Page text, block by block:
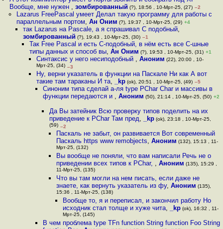
Вообще, мне нужен ,зомбированный (?), 18:56 , 10-Мрт-25, (27) –2
Lazarus FreePascal умеет Делал такую программу для работы с
параллельным портом, Ан Оним (?), 19:37 , 10-Мрт-25, (29) +4
так Lazarus на Pascalе, а я спрашивал С подобный,
зомбированный (?), 19:43 , 10-Мрт-25, (30) –1
Так Free Pascal и есть С-подобный, в нём есть все С-шные
типы данных и способ вы,Ан Оним (?), 19:53 , 10-Мрт-25, (31) +1
Синтаксис у него несиподобный , Аноним (22), 20:00 , 10-
Мрт-25, (34) –3
Ну, верни указатель в функции на Паскале Ни как А вот
такие там тараканы И та, _kp(ok), 20:51 , 10-Мрт-25, (49) –5
Синоним типа сделай а-ля type PChar Char и массивы в
функции передаются и , Аноним (50), 21:14 , 10-Мрт-25, (50) +2
Да Вы затейник Всю проверку типов поделить на их
приведение к PChar Там пред, _kp (ok), 23:18 , 10-Мрт-25,
(59) –2
Паскаль не забыт, он развивается Вот современный
Паскаль https www remobjects, Аноним (132), 15:13 , 11-
Мрт-25, (132)
Вы вообще не поняли, что вам написали Речь не о
приведении всех типов к PChar, , Аноним (135), 15:29 ,
11-Мрт-25, (135)
Что вы там могли на нем писать, если даже не
знаете, как вернуть указатель из фу, Аноним (135),
15:36 , 11-Мрт-25, (138)
Вообще то, я и переписал, и закончил работу Но
исходник стал толще и хуже чита, _kp(ok), 16:32 , 11-
Мрт-25, (145)
В чем проблема type TFn function String function Foo String